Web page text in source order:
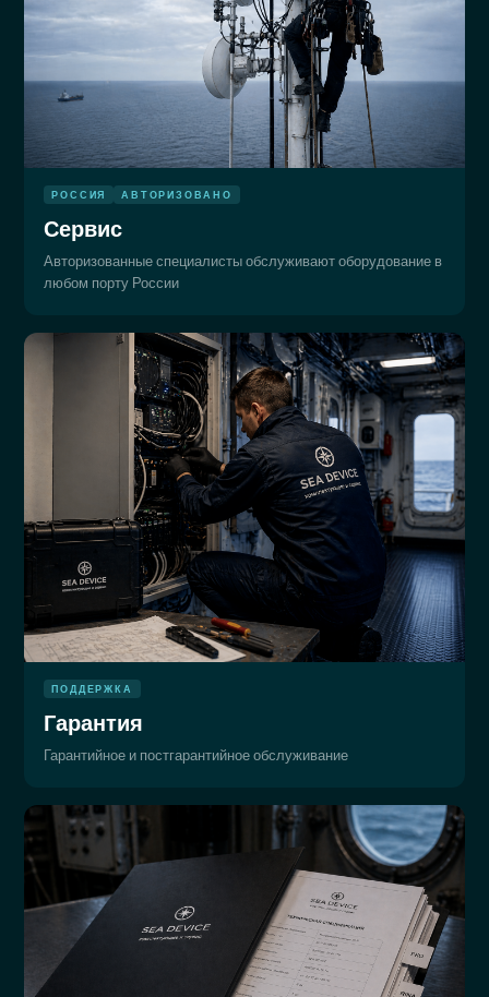
РОССИЯ АВТОРИЗОВАНО
Сервис
Авторизованные специалисты обслуживают оборудование в
любом порту России
ПОДДЕРЖКА
Гарантия
Гарантийное и постгарантийное обслуживание